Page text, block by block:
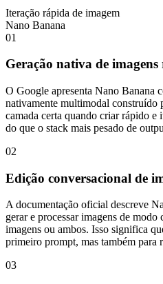
Iteração rápida de imagem
Nano Banana
01
Geração nativa de
O Google apresenta Nano Banana
nativamente multimodal construído
camada certa quando criar rápido e
do que o stack mais pesado de
02
Edição conversacional de
A documentação oficial descreve
gerar e processar imagens de
imagens ou ambos. Isso significa
primeiro prompt, mas também para
03